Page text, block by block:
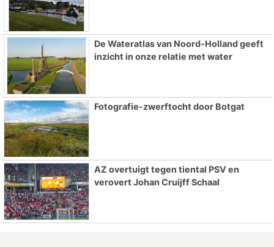
De Wateratlas van Noord-Holland geeft
inzicht in onze relatie met water
Fotografie-zwerftocht door Botgat
AZ overtuigt tegen tiental PSV en
verovert Johan Cruijff Schaal